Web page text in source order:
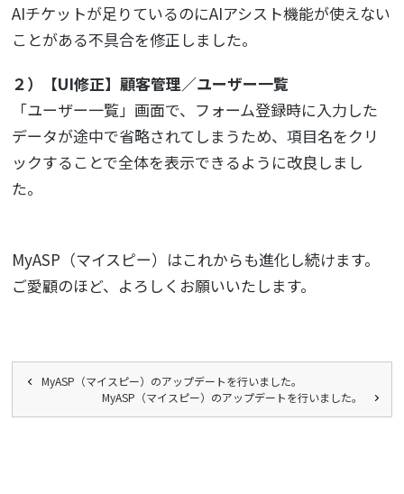
AIチケットが足りているのにAIアシスト機能が使えない
ことがある不具合を修正しました。
２）【UI修正】顧客管理／ユーザー一覧
「ユーザー一覧」画面で、フォーム登録時に入力した
データが途中で省略されてしまうため、項目名をクリ
ックすることで全体を表示できるように改良しまし
た。
MyASP（マイスピー）はこれからも進化し続けます。
ご愛顧のほど、よろしくお願いいたします。
MyASP（マイスピー）のアップデートを行いました。
MyASP（マイスピー）のアップデートを行いました。